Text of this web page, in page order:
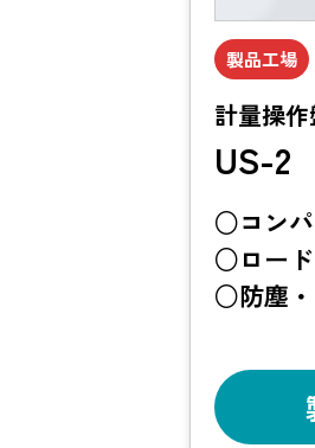
製品工場
計量操
US-2
○コンパ
○ロー
○防塵